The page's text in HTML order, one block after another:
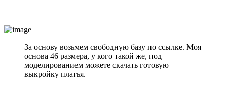
За основу возьмем свободную базу по ссылке. Моя
основа 46 размера, у кого такой же, под
моделированием можете скачать готовую
выкройку платья.